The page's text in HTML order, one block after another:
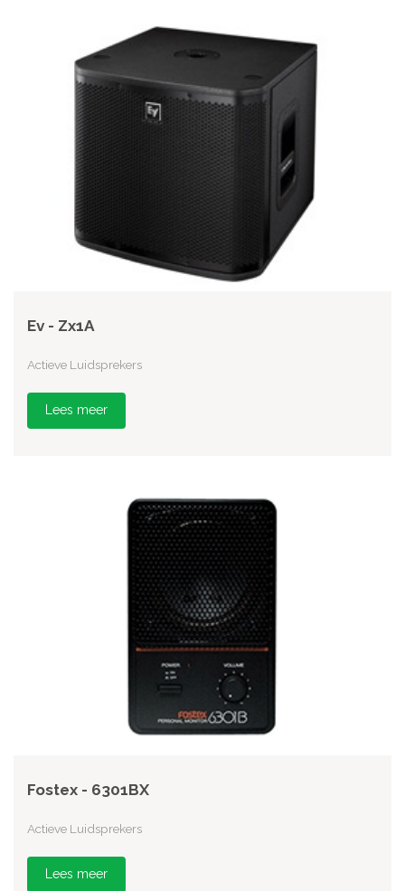
Ev - Zx1A
Actieve Luidsprekers
Lees meer
Fostex - 6301BX
Actieve Luidsprekers
Lees meer